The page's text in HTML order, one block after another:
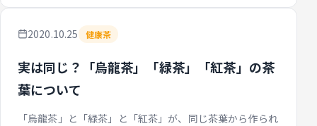
2020.10.25 健康茶
実は同じ？「烏龍茶」「緑茶」「紅茶」の茶
葉について
「烏龍茶」と「緑茶」と「紅茶」が、同じ茶葉から作られ